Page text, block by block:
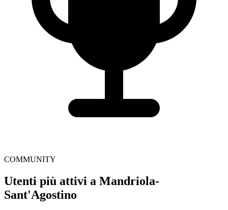
COMMUNITY
Utenti più attivi a Mandriola-
Sant'Agostino